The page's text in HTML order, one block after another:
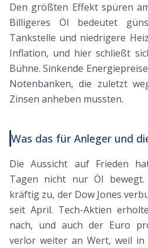
Den größten Effekt spüren
Billigeres Öl bedeutet
Tankstelle und niedrigere
Inflation, und hier schließt
Bühne. Sinkende
Notenbanken, die zuletzt
Zinsen anheben mussten.
Was das für Anleger und
Die Aussicht auf Frieden
Tagen nicht nur Öl bewegt.
kräftig zu, der Dow Jones
seit April. Tech-Aktien
nach, und auch der Euro
verlor weiter an Wert, weil in